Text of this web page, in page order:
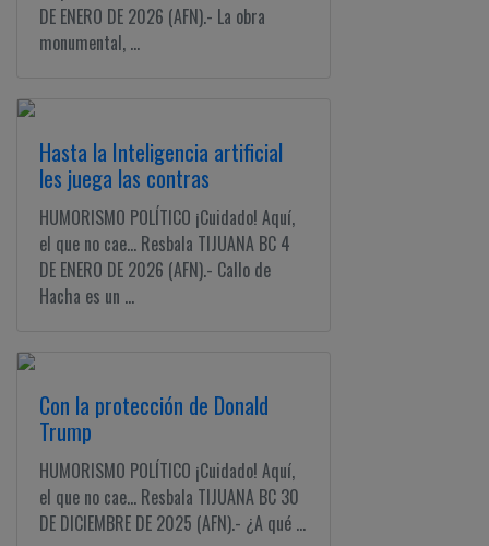
DE ENERO DE 2026 (AFN).- La obra
monumental, ...
Hasta la Inteligencia artificial
les juega las contras
HUMORISMO POLÍTICO ¡Cuidado! Aquí,
el que no cae... Resbala TIJUANA BC 4
DE ENERO DE 2026 (AFN).- Callo de
Hacha es un ...
Con la protección de Donald
Trump
HUMORISMO POLÍTICO ¡Cuidado! Aquí,
el que no cae... Resbala TIJUANA BC 30
DE DICIEMBRE DE 2025 (AFN).- ¿A qué ...